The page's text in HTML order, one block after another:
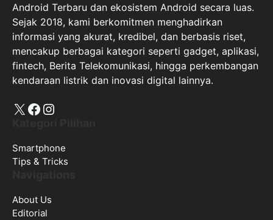
Android Terbaru dan ekosistem Android secara luas.
Sejak 2018, kami berkomitmen menghadirkan
informasi yang akurat, kredibel, dan berbasis riset,
mencakup berbagai kategori seperti gadget, aplikasi,
fintech, Berita Telekomunikasi, hingga perkembangan
kendaraan listrik dan inovasi digital lainnya.
X Facebook
Instagram
Smartphone
Tips & Tricks
About Us
Editorial